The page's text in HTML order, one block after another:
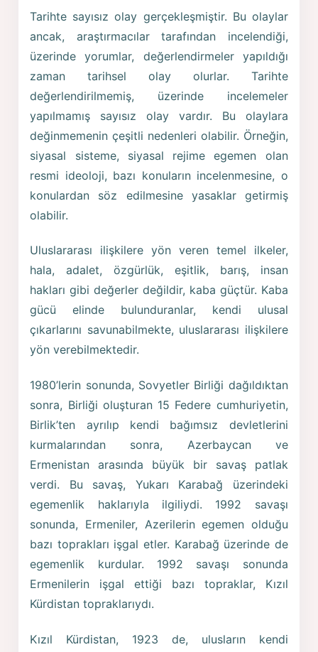
Tarihte sayısız olay gerçekleşmiştir. Bu olaylar
ancak, araştırmacılar tarafından incelendiği,
üzerinde yorumlar, değerlendirmeler yapıldığı
zaman tarihsel olay olurlar. Tarihte
değerlendirilmemiş, üzerinde incelemeler
yapılmamış sayısız olay vardır. Bu olaylara
değinmemenin çeşitli nedenleri olabilir. Örneğin,
siyasal sisteme, siyasal rejime egemen olan
resmi ideoloji, bazı konuların incelenmesine, o
konulardan söz edilmesine yasaklar getirmiş
olabilir.
Uluslararası ilişkilere yön veren temel ilkeler,
hala, adalet, özgürlük, eşitlik, barış, insan
hakları gibi değerler değildir, kaba güçtür. Kaba
gücü elinde bulunduranlar, kendi ulusal
çıkarlarını savunabilmekte, uluslararası ilişkilere
yön verebilmektedir.
1980’lerin sonunda, Sovyetler Birliği dağıldıktan
sonra, Birliği oluşturan 15 Federe cumhuriyetin,
Birlik’ten ayrılıp kendi bağımsız devletlerini
kurmalarından sonra, Azerbaycan ve
Ermenistan arasında büyük bir savaş patlak
verdi. Bu savaş, Yukarı Karabağ üzerindeki
egemenlik haklarıyla ilgiliydi. 1992 savaşı
sonunda, Ermeniler, Azerilerin egemen olduğu
bazı toprakları işgal etler. Karabağ üzerinde de
egemenlik kurdular. 1992 savaşı sonunda
Ermenilerin işgal ettiği bazı topraklar, Kızıl
Kürdistan topraklarıydı.
Kızıl Kürdistan, 1923 de, ulusların kendi